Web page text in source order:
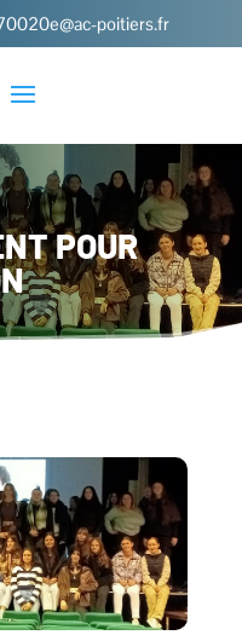
poitiers.fr
POUR